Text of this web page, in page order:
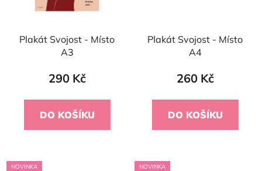
Plakát Svojost - Místo
A3
290 Kč
DO KOŠÍKU
Plakát Svojost - Místo
A4
260 Kč
DO KOŠÍKU
NOVINKA
NOVINKA